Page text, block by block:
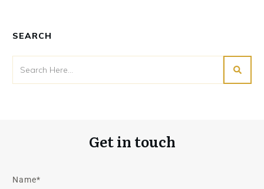
SEARCH
Get in touch
Name*